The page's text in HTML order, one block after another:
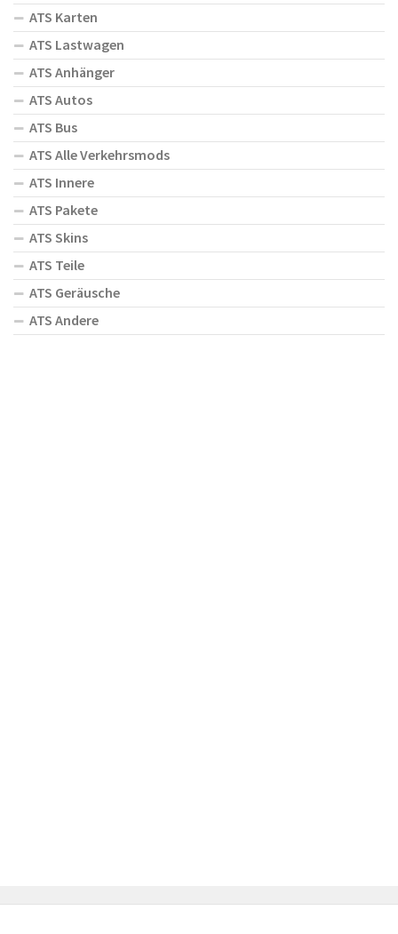
ATS Karten
ATS Lastwagen
ATS Anhänger
ATS Autos
ATS Bus
ATS Alle Verkehrsmods
ATS Innere
ATS Pakete
ATS Skins
ATS Teile
ATS Geräusche
ATS Andere